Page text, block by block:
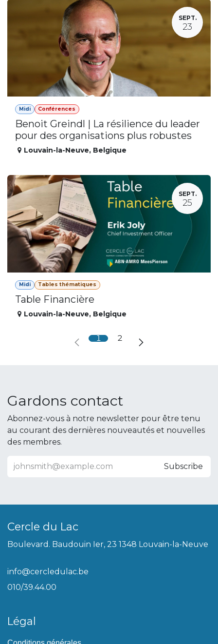
SEPT.
23
Midi Conférences
Benoit Greindl | La résilience du leader
pour des organisations plus robustes
Louvain-la-Neuve, Belgique
SEPT.
25
Midi Tables thématiques
Table Financière
Louvain-la-Neuve, Belgique
1 2
Gardons contact
Abonnez-vous à notre newsletter pour être tenu
au courant des dernières nouveautés et nouvelles
des membres.
Subscribe
Cercle du Lac
Boulevard. Baudouin Ier, 23 1348 Louvain-la-Neuve
info@cercledulac.be
010/39.44.00
Légal